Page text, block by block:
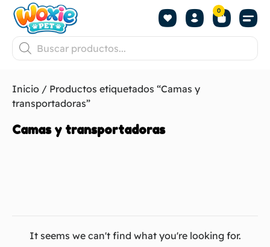
0
Inicio / Productos etiquetados “Camas y
transportadoras”
Camas y transportadoras
It seems we can't find what you're looking for.